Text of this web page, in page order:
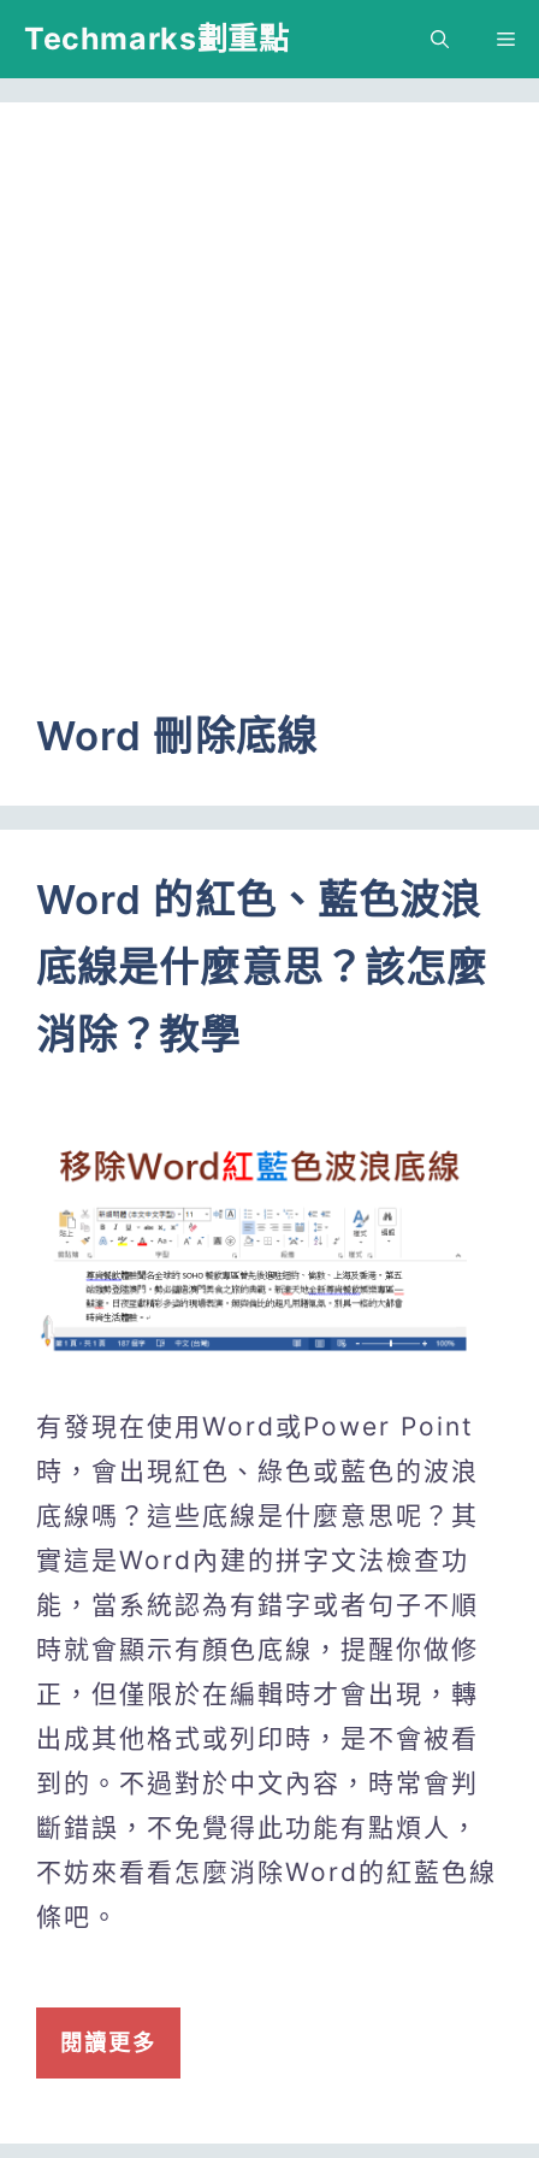
跳
主
Techmarks劃重點
Word 刪除底線
Word 的紅色、藍色波浪
底線是什麼意思？該怎麼
消除？教學
有發現在使用Word或Power Point
時，會出現紅色、綠色或藍色的波浪
底線嗎？這些底線是什麼意思呢？其
實這是Word內建的拼字文法檢查功
能，當系統認為有錯字或者句子不順
時就會顯示有顏色底線，提醒你做修
正，但僅限於在編輯時才會出現，轉
出成其他格式或列印時，是不會被看
到的。不過對於中文內容，時常會判
斷錯誤，不免覺得此功能有點煩人，
不妨來看看怎麼消除Word的紅藍色線
條吧。
閱讀更多